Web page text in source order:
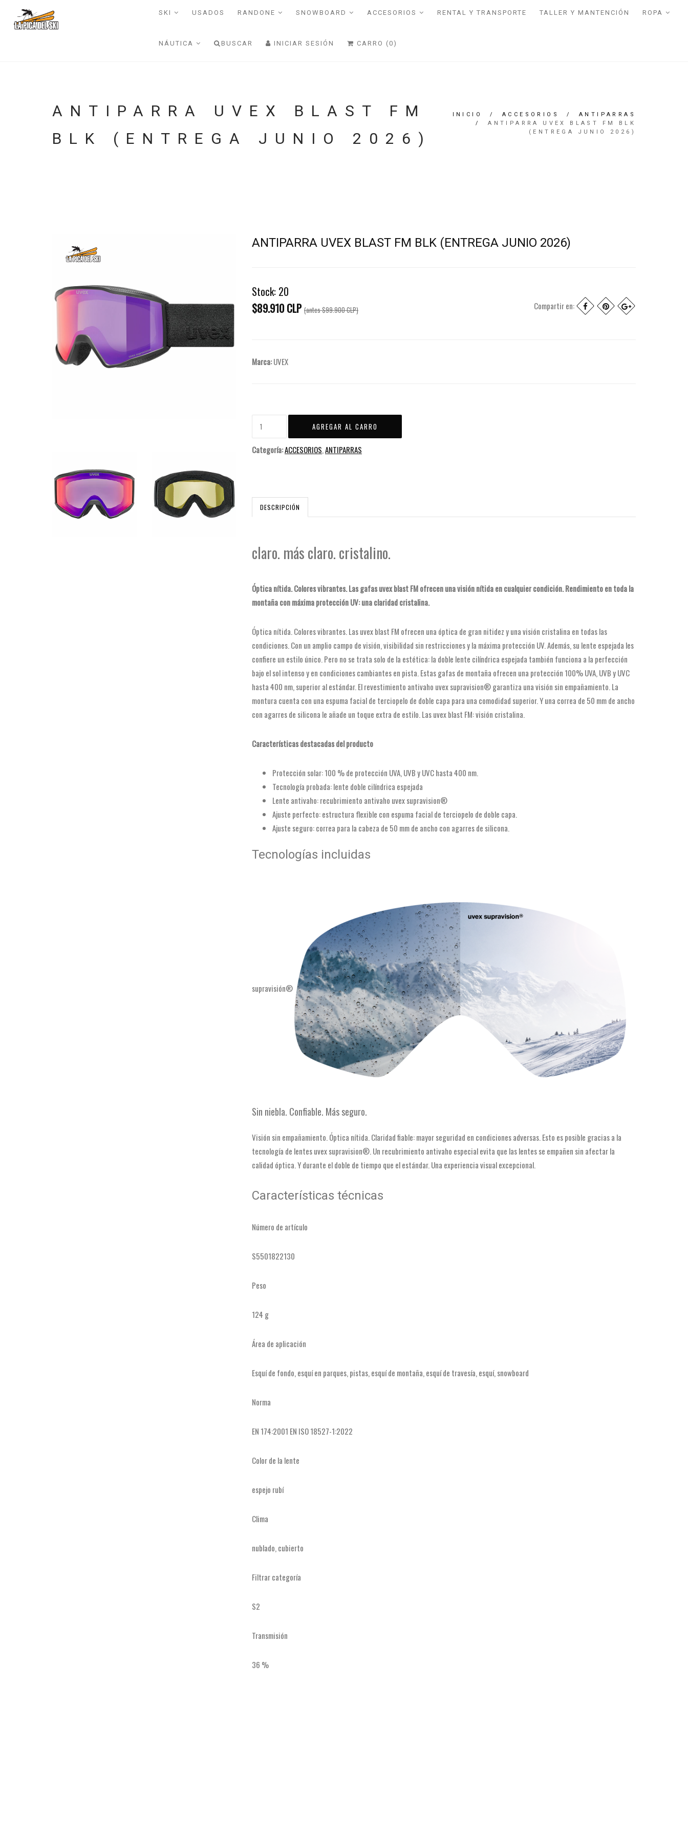
SKI USADOS RANDONE SNOWBOARD ACCESORIOS RENTAL Y TRANSPORTE TALLER Y MANTENCIÓN ROPA
NÁUTICA BUSCAR INICIAR SESIÓN CARRO (0)
ANTIPARRA UVEX BLAST FM
BLK (ENTREGA JUNIO 2026)
INICIO / ACCESORIOS / ANTIPARRAS
/ANTIPARRA UVEX BLAST FM BLK
(ENTREGA JUNIO 2026)
ANTIPARRA UVEX BLAST FM BLK (ENTREGA JUNIO 2026)
Stock: 20
$89.910 CLP (antes$99.900 CLP) Compartir en:
Marca:UVEX
Categoría:ACCESORIOS,ANTIPARRAS
DESCRIPCIÓN
claro. más claro. cristalino.
Óptica nítida. Colores vibrantes. Las gafas uvex blast FM ofrecen una visión nítida en cualquier condición. Rendimiento en toda la
montaña con máxima protección UV: una claridad cristalina.
Óptica nítida. Colores vibrantes. Las uvex blast FM ofrecen una óptica de gran nitidez y una visión cristalina en todas las
condiciones. Con un amplio campo de visión, visibilidad sin restricciones y la máxima protección UV. Además, su lente espejada les
confiere un estilo único. Pero no se trata solo de la estética: la doble lente cilíndrica espejada también funciona a la perfección
bajo el sol intenso y en condiciones cambiantes en pista. Estas gafas de montaña ofrecen una protección 100% UVA, UVB y UVC
hasta 400 nm, superior al estándar. El revestimiento antivaho uvex supravision® garantiza una visión sin empañamiento. La
montura cuenta con una espuma facial de terciopelo de doble capa para una comodidad superior. Y una correa de 50 mm de ancho
con agarres de silicona le añade un toque extra de estilo. Las uvex blast FM: visión cristalina.
Características destacadas del producto
Protección solar: 100 % de protección UVA, UVB y UVC hasta 400 nm.
Tecnología probada: lente doble cilíndrica espejada
Lente antivaho: recubrimiento antivaho uvex supravision®
Ajuste perfecto: estructura flexible con espuma facial de terciopelo de doble capa.
Ajuste seguro: correa para la cabeza de 50 mm de ancho con agarres de silicona.
Tecnologías incluidas
supravisión®
Sin niebla. Confiable. Más seguro.
Visión sin empañamiento. Óptica nítida. Claridad fiable: mayor seguridad en condiciones adversas. Esto es posible gracias a la
tecnología de lentes uvex supravision®. Un recubrimiento antivaho especial evita que las lentes se empañen sin afectar la
calidad óptica. Y durante el doble de tiempo que el estándar. Una experiencia visual excepcional.
Características técnicas
Número de artículo
S5501822130
Peso
124 g
Área de aplicación
Esquí de fondo, esquí en parques, pistas, esquí de montaña, esquí de travesía, esquí, snowboard
Norma
EN 174:2001 EN ISO 18527-1:2022
Color de la lente
espejo rubí
Clima
nublado, cubierto
Filtrar categoría
S2
Transmisión
36 %